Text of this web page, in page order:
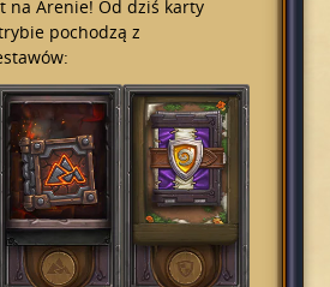
na Arenie! Od dziś karty
pochodzą z